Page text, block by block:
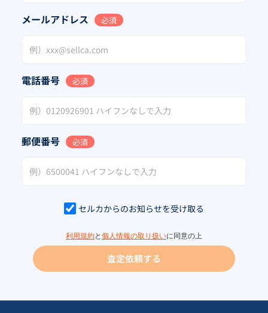
メールアドレス 必須
電話番号 必須
郵便番号 必須
セルカからのお知らせを受け取る
利用規約と 個人情報の取り扱いに同意の上
査定依頼する